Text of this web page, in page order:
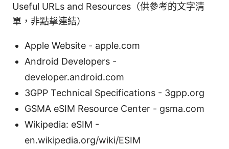
Useful URLs and Resources（供參考的文字清
單，非點擊連結）
Apple Website - apple.com
Android Developers -
developer.android.com
3GPP Technical Specifications - 3gpp.org
GSMA eSIM Resource Center - gsma.com
Wikipedia: eSIM -
en.wikipedia.org/wiki/ESIM